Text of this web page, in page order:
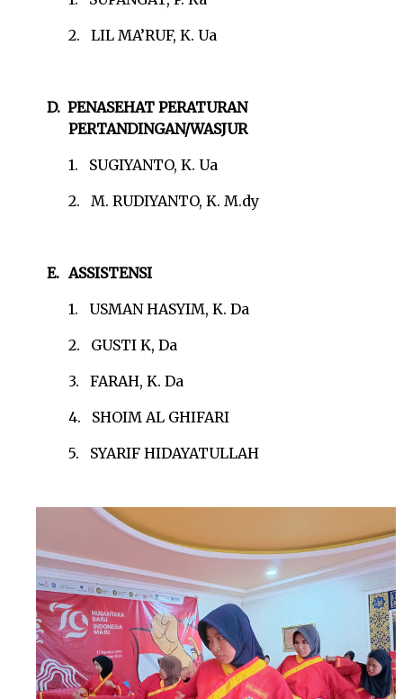
2.
LIL MA’RUF, K. Ua
D. PENASEHAT PERATURAN
PERTANDINGAN/WASJUR
1.
SUGIYANTO, K. Ua
2.
M. RUDIYANTO, K. M.dy
E. ASSISTENSI
1.
USMAN HASYIM, K. Da
2.
GUSTI K, Da
3.
FARAH, K. Da
4.
SHOIM AL GHIFARI
5.
SYARIF HIDAYATULLAH